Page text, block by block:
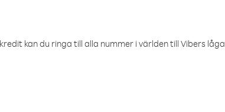
kan du ringa till alla nummer i världen till Vibers låga